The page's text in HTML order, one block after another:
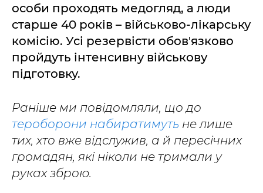
особи проходять медогляд, а люди
старше 40 років – військово-лікарську
комісію. Усі резервісти обов'язково
пройдуть інтенсивну військову
підготовку.
Раніше ми повідомляли, що до
тероборони набиратимуть не лише
тих, хто вже відслужив, а й пересічних
громадян, які ніколи не тримали у
руках зброю.